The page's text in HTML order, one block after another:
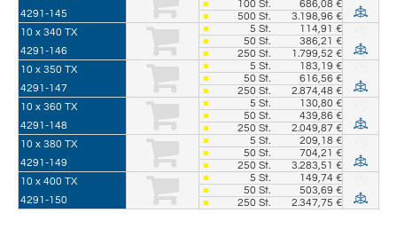
4291-145
100 St.
686,08 €
500 St.
3.198,96 €
10 x 340 TX
4291-146
5 St.
114,91 €
50 St.
386,21 €
250 St.
1.799,52 €
10 x 350 TX
4291-147
5 St.
183,19 €
50 St.
616,56 €
250 St.
2.874,48 €
10 x 360 TX
4291-148
5 St.
130,80 €
50 St.
439,86 €
250 St.
2.049,87 €
10 x 380 TX
4291-149
5 St.
209,18 €
50 St.
704,21 €
250 St.
3.283,51 €
10 x 400 TX
4291-150
5 St.
149,74 €
50 St.
503,69 €
250 St. 2.347,75 €